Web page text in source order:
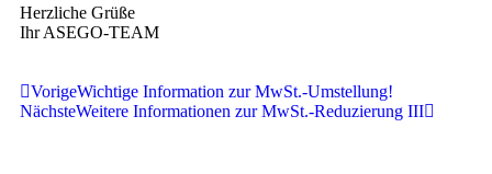
Herzliche Grüße
Ihr ASEGO-TEAM
VorigeWichtige Information zur MwSt.-Umstellung!
NächsteWeitere Informationen zur MwSt.-Reduzierung III